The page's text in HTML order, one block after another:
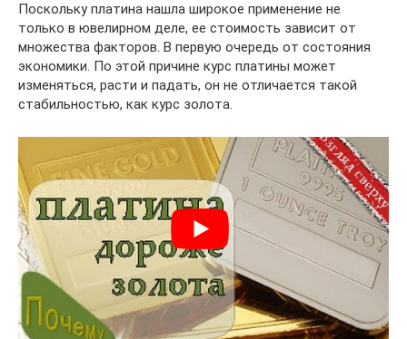
Поскольку платина нашла широкое применение не
только в ювелирном деле, ее стоимость зависит от
множества факторов. В первую очередь от состояния
экономики. По этой причине курс платины может
изменяться, расти и падать, он не отличается такой
стабильностью, как курс золота.